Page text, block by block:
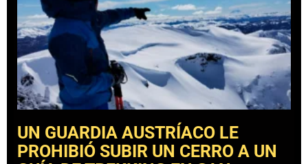
UN GUARDIA AUSTRÍACO LE
PROHIBIÓ SUBIR UN CERRO A UN